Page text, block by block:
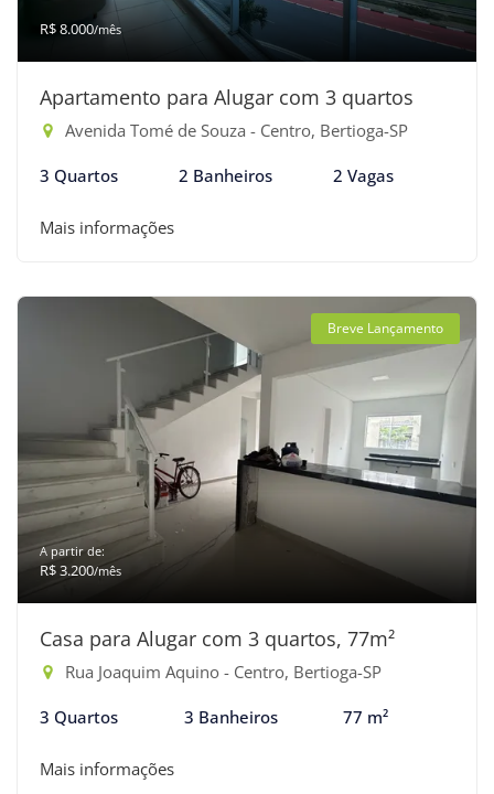
R$ 8.000/mês
Apartamento para Alugar com 3 quartos
Avenida Tomé de Souza - Centro, Bertioga-SP
3 Quartos 2 Banheiros 2 Vagas
Mais informações
Breve Lançamento
A partir de:
R$ 3.200/mês
Casa para Alugar com 3 quartos, 77m²
Rua Joaquim Aquino - Centro, Bertioga-SP
3 Quartos 3 Banheiros 77 m²
Mais informações